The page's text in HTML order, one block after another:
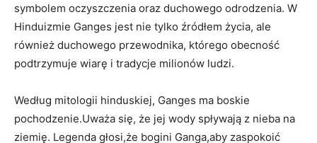
symbolem oczyszczenia oraz duchowego odrodzenia. W
Hinduizmie Ganges jest nie tylko źródłem życia, ale
również duchowego przewodnika, którego obecność
podtrzymuje wiarę i tradycje milionów ludzi.
Według mitologii hinduskiej, Ganges ma boskie
pochodzenie.Uważa się, że jej wody spływają z nieba na
ziemię. Legenda głosi,że bogini Ganga,aby zaspokoić